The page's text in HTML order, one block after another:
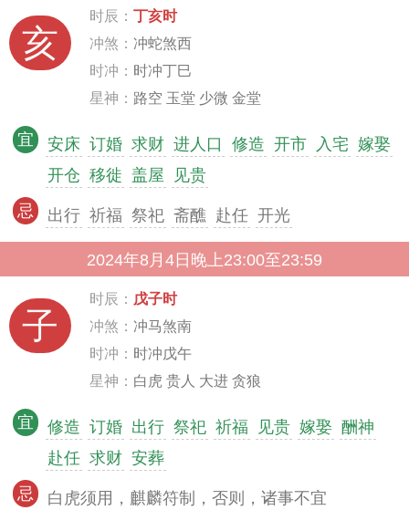
亥
时辰： 丁亥时
冲煞： 冲蛇煞西
时冲： 时冲丁巳
星神： 路空 玉堂 少微 金堂
宜 安床 订婚 求财 进人口 修造 开市 入宅 嫁娶
开仓 移徙 盖屋 见贵
忌 出行 祈福 祭祀 斋醮 赴任 开光
2024年8月4日晚上23:00至23:59
子
时辰： 戊子时
冲煞： 冲马煞南
时冲： 时冲戊午
星神： 白虎 贵人 大进 贪狼
宜 修造 订婚 出行 祭祀 祈福 见贵 嫁娶 酬神
赴任 求财 安葬
忌 白虎须用，麒麟符制，否则，诸事不宜